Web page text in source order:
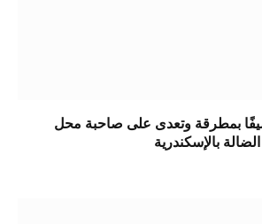
بمطرقة وتعدى على صاحبة محل
بالإسكندرية